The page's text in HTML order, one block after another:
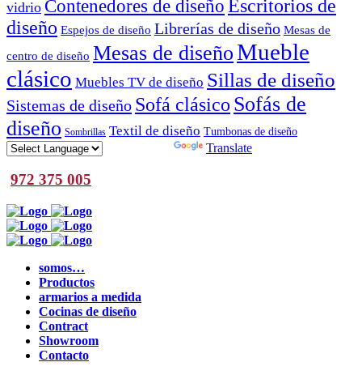
vidrio Contenedores de diseño Escritorios de
diseño Espejos de diseño Librerías de diseño Mesas de
centro de diseño Mesas de diseñoMueble
clásico Muebles TV de diseño Sillas de diseño
Sistemas de diseño Sofá clásico Sofás de
diseño Sombrillas Textil de diseño Tumbonas de diseño
Translate
972 375 005
somos…
Productos
armarios a medida
Cocinas de diseño
Contract
Showroom
Contacto